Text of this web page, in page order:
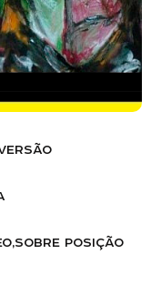
posição